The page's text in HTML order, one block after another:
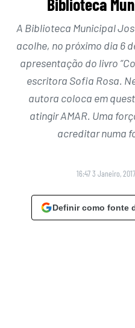
A Biblioteca Municipal
acolhe, no próximo dia 6
apresentação do livro
escritora Sofia Rosa.
autora coloca em
atingir AMAR. Uma
acreditar numa
16:47 3 Janeiro, 2017
Definir como fonte